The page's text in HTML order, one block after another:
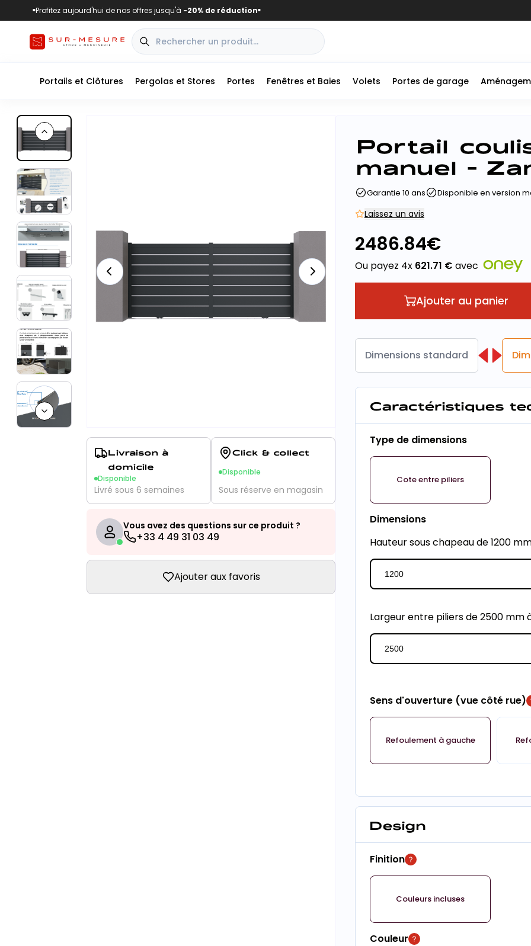
■Profitez aujourd'hui de nos offres jusqu'à -20% de réduction■
Portails et Clôtures Pergolas et Stores Portes Fenêtres et Baies Volets Portes de garage
Previous slide
Next slide
Livraison à
domicile
Disponible
Livré sous 6 semaines
Click & collect
Disponible
Sous réserve en magasin
Vous avez des questions sur ce produit ?
+33 4 49 31 03 49
Ajouter aux favoris
Portail
manuel -
Garantie 10 ans Disponible en version
Laissez un avis
2486.84€
Ou payez 4x 621.71 € avec
Ajouter au panier
Dimensions standard
Caractéristiques
Type de dimensions
Cote entre piliers
Dimensions
Hauteur sous chapeau de 1200
Largeur entre piliers de 2500 mm
Sens d'ouverture (vue côté rue)
Refoulement à gauche
Design
Finition
Couleurs incluses
Couleur